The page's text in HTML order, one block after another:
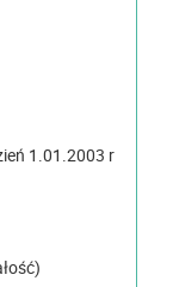
1.01.2003 r